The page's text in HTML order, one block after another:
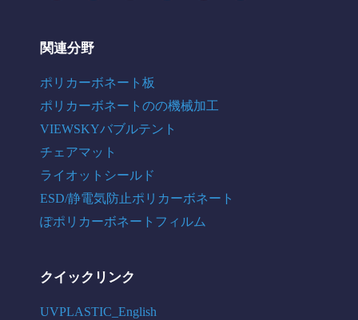
関連分野
ポリカーボネート板
ポリカーボネートのの機械加工
VIEWSKYバブルテント
チェアマット
ライオットシールド
ESD/静電気防止ポリカーボネート
ぽポリカーボネートフィルム
クイックリンク
UVPLASTIC_English